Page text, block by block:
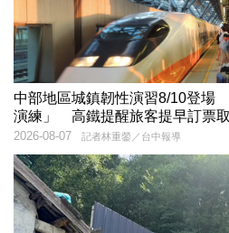
中部地區城鎮韌性演習8/10登場
演練」 高鐵提醒旅客提早訂票
記者林重鎣／台中報導
2026-08-07